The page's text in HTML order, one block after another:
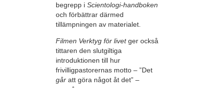
begrepp i Scientologi-handboken
och förbättrar därmed
tillämpningen av materialet.
Filmen Verktyg för livetger också
tittaren den slutgiltiga
introduktionen till hur
frivilligpastorernas motto – ”Det
går att göra något åt det” –